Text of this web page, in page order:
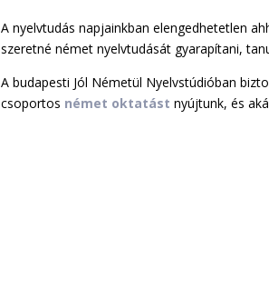
A nyelvtudás napjainkban elengedhetetlen
szeretné német nyelvtudását gyarapítani,
A budapesti Jól Németül Nyelvstúdióban
csoportos német oktatást nyújtunk, és